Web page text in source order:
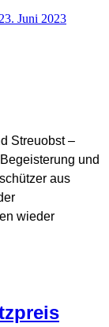
23. Juni 2023
Redaktion
Streuobst –
und
aus
wieder